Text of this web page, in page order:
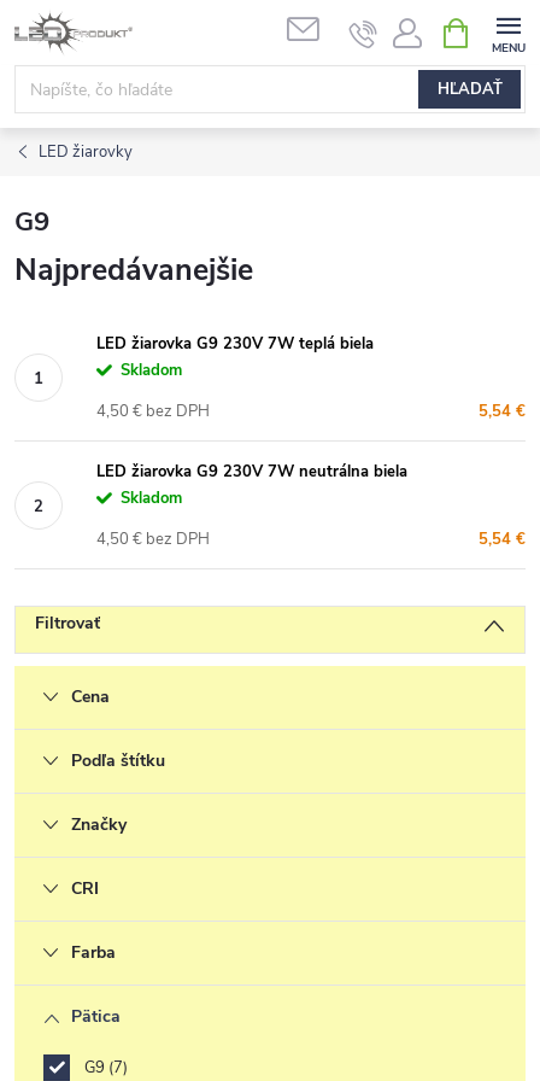
Prejsť
na
obsah
HĽADAŤ
KOŠÍK
LED žiarovky
G9
Najpredávanejšie
LED žiarovka G9 230V 7W teplá biela
Skladom
5,54 €
4,50 € bez DPH
LED žiarovka G9 230V 7W neutrálna biela
Skladom
5,54 €
4,50 € bez DPH
Filtrovať
Cena
Podľa štítku
Značky
CRI
Farba
Pätica
G9 7